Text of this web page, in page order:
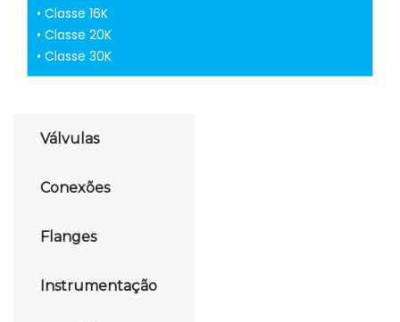
• Classe 16K
• Classe 20K
• Classe 30K
Válvulas
Conexões
Flanges
Instrumentação